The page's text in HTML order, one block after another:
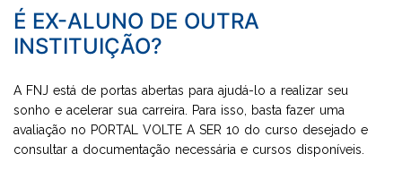
É EX-ALUNO DE OUTRA
INSTITUIÇÃO?
A FNJ está de portas abertas para ajudá-lo a realizar seu
sonho e acelerar sua carreira. Para isso, basta fazer uma
avaliação no PORTAL VOLTE A SER 10 do curso desejado e
consultar a documentação necessária e cursos disponíveis.